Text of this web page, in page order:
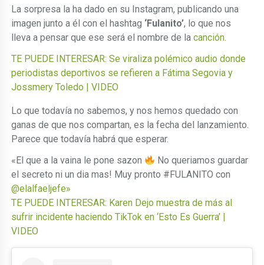
La sorpresa la ha dado en su Instagram, publicando una
imagen junto a él con el hashtag ‘Fulanito’, lo que nos
lleva a pensar que ese será el nombre de lacanción.
TE PUEDE INTERESAR: Se viraliza polémico audio donde
periodistas deportivos se refieren a Fátima Segovia y
Jossmery Toledo | VIDEO
Lo que todavía no sabemos, y nos hemos quedado con
ganas de que nos compartan, es la fecha del lanzamiento.
Parece que todavía habrá que esperar.
«El que a la vaina le pone sazon
No queriamos guardar
el secreto ni un dia mas! Muy pronto #FULANITO con
@elalfaeljefe»
TE PUEDE INTERESAR: Karen Dejo muestra de más al
sufrir incidente haciendo TikTok en ‘Esto Es Guerra’ |
VIDEO